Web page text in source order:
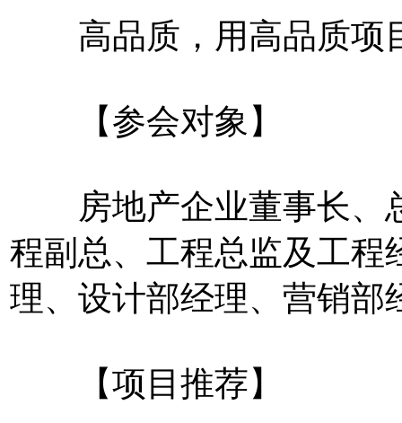
高品质，用高品质项
【参会对象】
房地产企业董事长、
程副总、工程总监及工程
理、设计部经理、营销部
【项目推荐】